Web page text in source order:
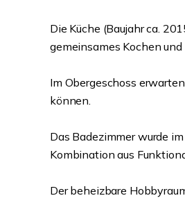
Die Küche (Baujahr ca.
gemeinsames Kochen
Im Obergeschoss
können.
Das Badezimmer wurde
Kombination aus
Der beheizbare